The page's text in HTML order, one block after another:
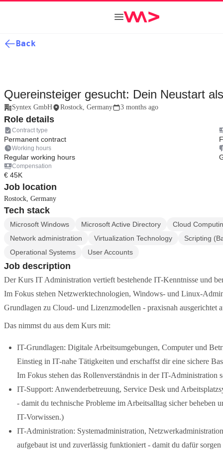
Back
Quereinsteiger gesucht: Dein Neustart
Syntex GmbH Rostock, Germany 3 months ago
Role details
Contract type
Permanent contract
Working hours
Regular working hours
Compensation
€ 45K
Job location
Rostock, Germany
Tech stack
Microsoft Windows Microsoft Active Directory
Cloud
Network administration
Virtualization Technology
Scripting
Operational Systems
User Accounts
Job description
Der Kurs IT Administration vertieft bestehende IT-Kenntnisse und
Im Fokus stehen Netzwerktechnologien, Windows- und Linux-
Grundlagen zu Cloud- und Lizenzmodellen - praxisnah ausgerichtet
Das nimmst du aus dem Kurs mit:
IT-Grundlagen: Digitale Arbeitsumgebungen, Computer und
Einstieg in IT-nahe Tätigkeiten und erschaffst dir eine sichere
Im Fokus stehen das Rollenverständnis in der IT-Administration
IT-Support: Anwenderbetreuung, Service Desk und
- damit du technische Probleme im Arbeitsalltag sicher beheben
IT-Vorwissen.)
IT-Administration: Systemadministration,
aufgebaut ist und zuverlässig funktioniert - damit du dafür